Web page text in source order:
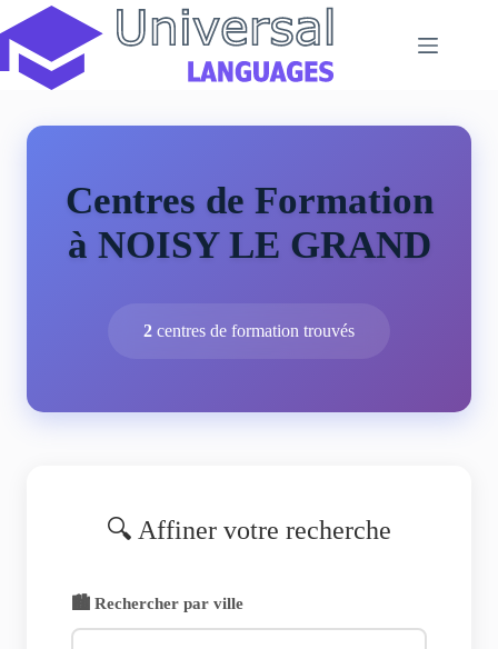
Passer
au
contenu
Centres de Formation
à NOISY LE GRAND
2 centres de formation trouvés
🔍 Affiner votre recherche
🏙️ Rechercher par ville